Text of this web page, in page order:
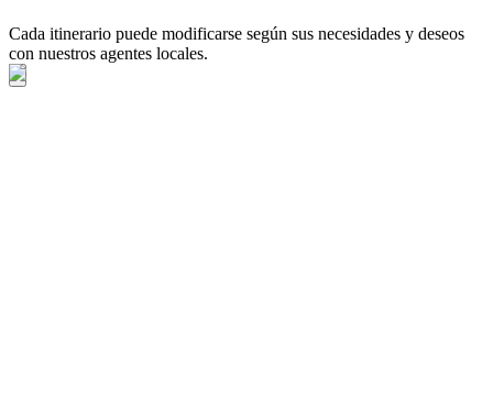
Cada itinerario puede modificarse según sus necesidades y deseos
con nuestros agentes locales.